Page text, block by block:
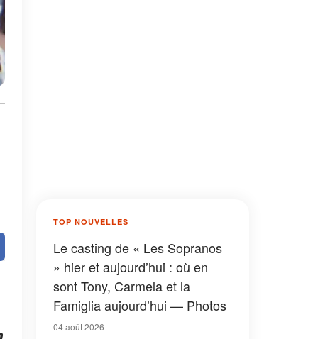
TOP NOUVELLES
Le casting de « Les Sopranos
» hier et aujourd’hui : où en
sont Tony, Carmela et la
Famiglia aujourd’hui — Photos
04 août 2026